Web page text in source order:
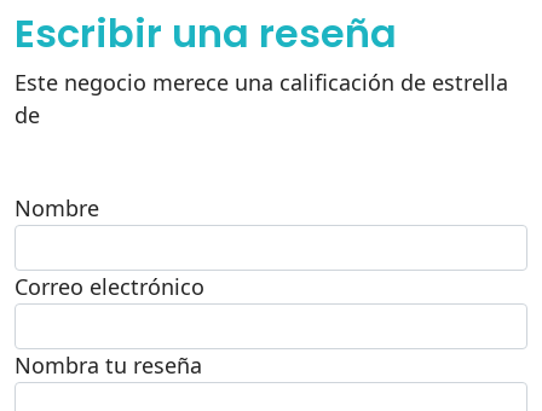
Escribir una reseña
Este negocio merece una calificación de estrella
de
Nombre
Correo electrónico
Nombra tu reseña